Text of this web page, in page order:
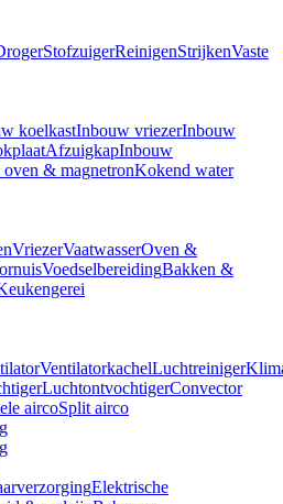
StofzuigerReinigenStrijkenVaste
koelkastInbouw vriezerInbouw
AfzuigkapInbouw
& magnetronKokend water
VriezerVaatwasserOven &
VoedselbereidingBakken &
VentilatorkachelLuchtreiniger
LuchtontvochtigerConvector
aircoSplit airco
Elektrische